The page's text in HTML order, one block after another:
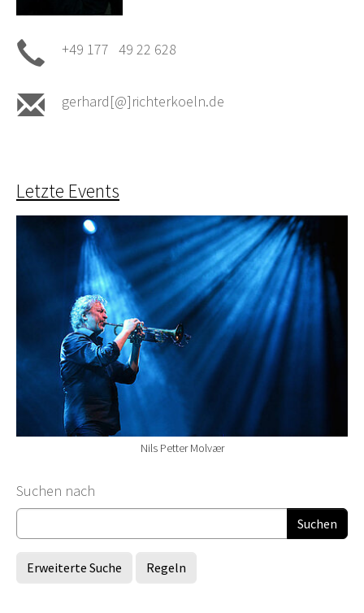
+49 177 49 22 628
gerhard[@]richterkoeln.de
Letzte Events
Nils Petter Molvær
Suchformular
Suchen nach
Erweiterte Suche Regeln